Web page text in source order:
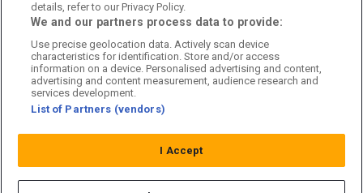
Personuppgiftspolicy
Cookiepolicy
Arkiv
details, refer to our Privacy Policy.
We and our partners process data to provide:
Use precise geolocation data. Actively scan device
characteristics for identification. Store and/or access
information on a device. Personalised advertising and content,
advertising and content measurement, audience research and
services development.
List of Partners (vendors)
I Accept